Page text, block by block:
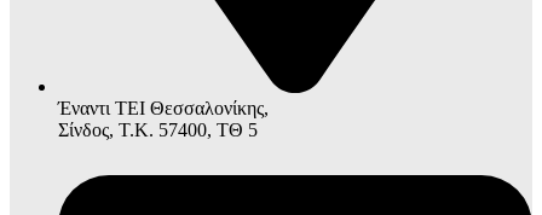
Έναντι ΤΕΙ Θεσσαλονίκης,
Σίνδος, Τ.Κ. 57400, ΤΘ 5